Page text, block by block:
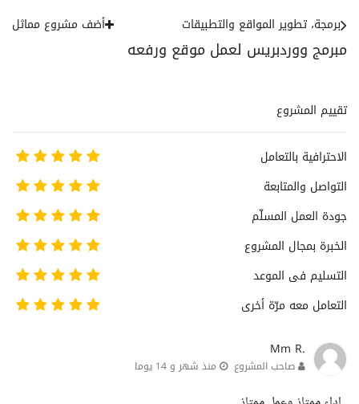
مبرمج ووردبريس لعمل موقع ورفعه
برمجة، تطوير المواقع والتطبيقات أضف مشروع مماثل
تقييم المشروع
الاحترافية بالتعامل
التواصل والمتابعة
جودة العمل المسلّم
الخبرة بمجال المشروع
التسليم فى الموعد
التعامل معه مرّة أخرى
Mm R.
صاحب المشروع منذ شهر و 14 يوما